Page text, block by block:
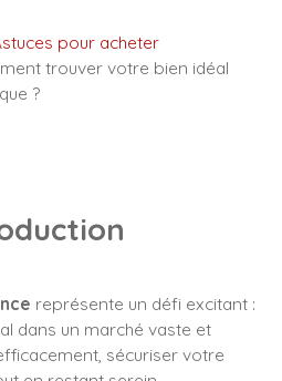
pour acheter
trouver votre bien idéal
?
représente un défi excitant :
dans un marché vaste et
sécuriser votre